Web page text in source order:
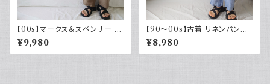
【00s】マークス＆スペンサー M
arks & Spencer シルクリネン
パンツ スラックス 古着
¥9,980
【90～00s】古着 リネンパンツ
ストライプ ライトブルー 夏 スラ
ックス
¥8,980